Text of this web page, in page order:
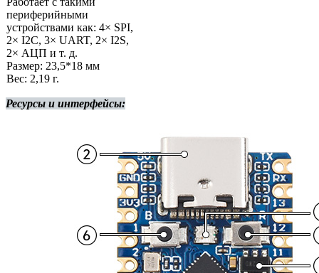
периферийными
устройствами как: 4× SPI,
2× I2C, 3× UART, 2× I2S,
2× АЦП и т. д.
Размер: 23,5*18 мм
Вес: 2,19 г.
Ресурсы и интерфейсы: